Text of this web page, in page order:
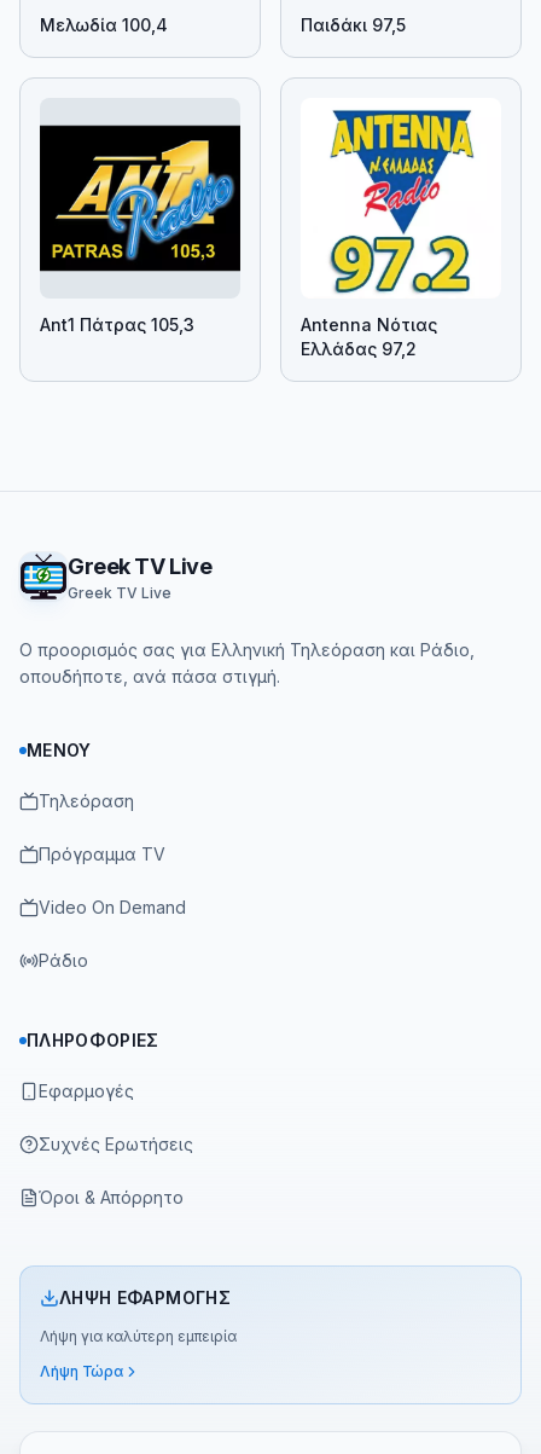
Μελωδία 100,4 Παιδάκι 97,5
Ant1 Πάτρας 105,3
Antenna Νότιας
Ελλάδας 97,2
Greek TV Live
Greek TV Live
Ο προορισμός σας για Ελληνική Τηλεόραση και Ράδιο,
οπουδήποτε, ανά πάσα στιγμή.
ΜΕΝΟΎ
Τηλεόραση
Πρόγραμμα TV
Video On Demand
Ράδιο
ΠΛΗΡΟΦΟΡΊΕΣ
Εφαρμογές
Συχνές Ερωτήσεις
Όροι & Απόρρητο
ΛΉΨΗ ΕΦΑΡΜΟΓΉΣ
Λήψη για καλύτερη εμπειρία
Λήψη Τώρα